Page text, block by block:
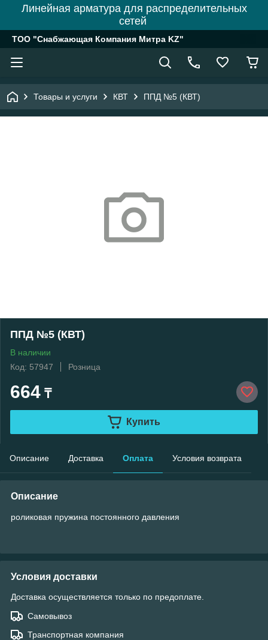
Линейная арматура для распределительных
сетей
ТОО "Снабжающая Компания Митра KZ"
Товары и услуги КВТ ППД №5 (КВТ)
ППД №5 (КВТ)
В наличии
Код: 57947
Розница
664 ₸
Купить
Описание Доставка Оплата Условия возврата
Описание
роликовая пружина постоянного давления
Условия доставки
Доставка осуществляется только по предоплате.
Самовывоз
Транспортная компания